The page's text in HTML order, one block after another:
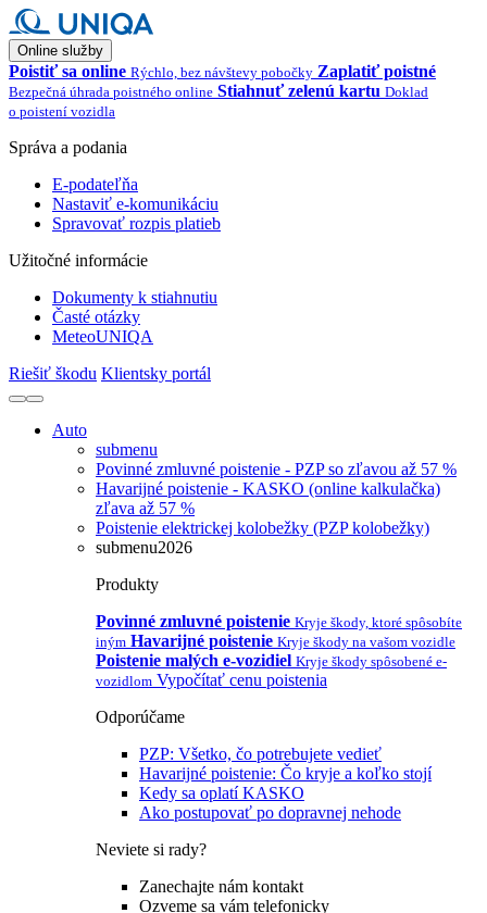
Online služby
Poistiť sa online Rýchlo, bez návštevy pobočky Zaplatiť poistné
Bezpečná úhrada poistného online Stiahnuť zelenú kartu Doklad
o poistení vozidla
Správa a podania
E-podateľňa
Nastaviť e-komunikáciu
Spravovať rozpis platieb
Užitočné informácie
Dokumenty k stiahnutiu
Časté otázky
MeteoUNIQA
Riešiť škodu Klientsky portál
Auto
submenu
Povinné zmluvné poistenie - PZP so zľavou až 57 %
Havarijné poistenie - KASKO (online kalkulačka)
zľava až 57 %
Poistenie elektrickej kolobežky (PZP kolobežky)
submenu2026
Produkty
Povinné zmluvné poistenie Kryje škody, ktoré spôsobíte
iným Havarijné poistenie Kryje škody na vašom vozidle
Poistenie malých e-vozidiel Kryje škody spôsobené e-
vozidlom Vypočítať cenu poistenia
Odporúčame
PZP: Všetko, čo potrebujete vedieť
Havarijné poistenie: Čo kryje a koľko stojí
Kedy sa oplatí KASKO
Ako postupovať po dopravnej nehode
Neviete si rady?
Zanechajte nám kontakt
Ozveme sa vám telefonicky